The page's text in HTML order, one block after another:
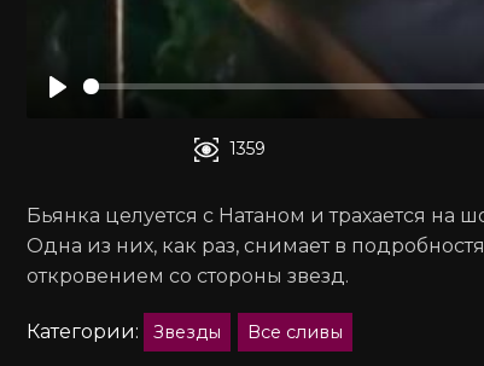
1359
Бьянка целуется с Натаном и трахается
Одна из них, как раз, снимает в
откровением со стороны звезд.
Категории: Звезды Все сливы